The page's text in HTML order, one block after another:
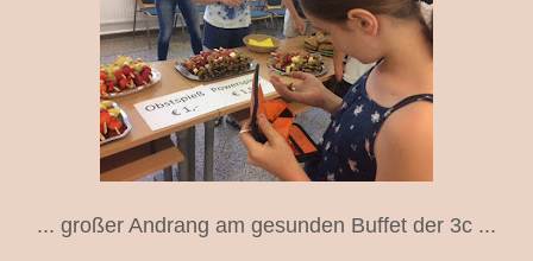
... großer Andrang am gesunden Buffet der 3c ...